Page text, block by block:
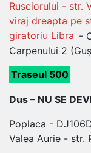
Rusciorului - str.
viraj dreapta pe
giratoriu Libra -
Carpenului 2
Traseul 500
Dus – NU SE
Poplaca -
Valea Aurie - str.